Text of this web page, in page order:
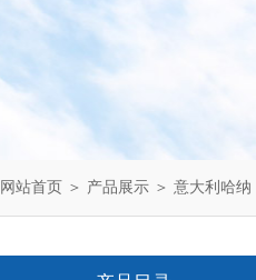
网站首页 ＞ 产品展示 ＞ 意大利哈纳